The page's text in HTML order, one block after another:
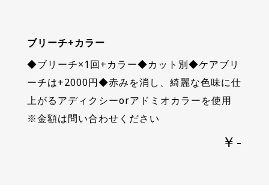
ブリーチ+カラー
◆ブリーチ×1回+カラー◆カット別◆ケアブリ
ーチは+2000円◆赤みを消し、綺麗な色味に仕
上がるアディクシーorアドミオカラーを使用
※金額は問い合わせください
￥-